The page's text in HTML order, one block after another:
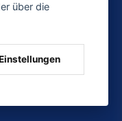
über die